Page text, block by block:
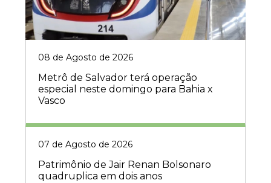
08 de Agosto de 2026
Metrô de Salvador terá operação
especial neste domingo para Bahia x
Vasco
07 de Agosto de 2026
Patrimônio de Jair Renan Bolsonaro
quadruplica em dois anos